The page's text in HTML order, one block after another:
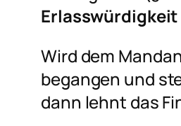
Erlasswürdigkeit
Wird dem
begangen und
dann lehnt das